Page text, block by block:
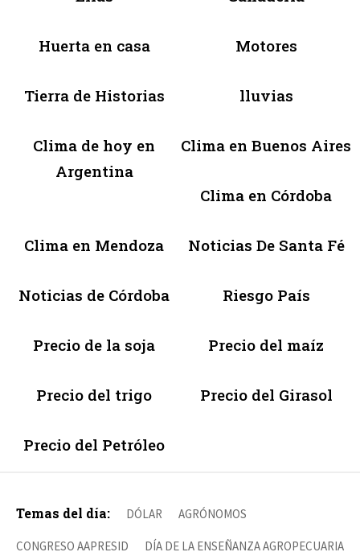
Huerta en casa Motores
Tierra de Historias lluvias
Clima de hoy en
Argentina
Clima en Buenos Aires
Clima en Córdoba
Clima en Mendoza Noticias De Santa Fé
Noticias de Córdoba Riesgo País
Precio de la soja Precio del maíz
Precio del trigo Precio del Girasol
Precio del Petróleo
Temas del día: DÓLAR AGRÓNOMOS
CONGRESO AAPRESID DÍA DE LA ENSEÑANZA AGROPECUARIA